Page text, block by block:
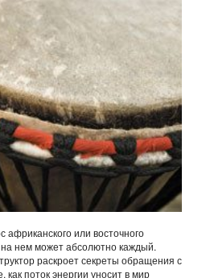
африканского или восточного
нем может абсолютно каждый.
раскроет секреты обращения с
поток энергии уносит в мир